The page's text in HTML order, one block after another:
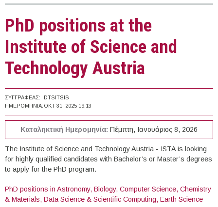
PhD positions at the
Institute of Science and
Technology Austria
ΣΥΓΓΡΑΦΈΑΣ:
DTSITSIS
ΗΜΕΡΟΜΗΝΊΑ: ΟΚΤ 31, 2025 19:13
Καταληκτική Ημερομηνία: Πέμπτη, Ιανουάριος 8, 2026
The Institute of Science and Technology Austria - ISTA is looking
for highly qualified candidates with Bachelor’s or Master’s degrees
to apply for the PhD program.
PhD positions in Astronomy, Biology, Computer Science, Chemistry
& Materials, Data Science & Scientific Computing, Earth Science